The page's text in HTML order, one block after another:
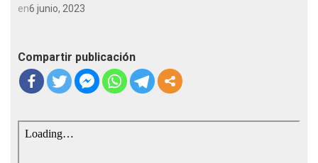
en6 junio, 2023
Compartir publicación